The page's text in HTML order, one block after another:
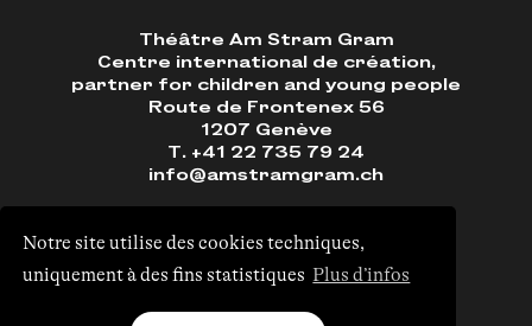
Notre site utilise des cookies techniques,
uniquement à des fins statistiques Plus d’infos
Théâtre Am Stram Gram
Centre international de création,
partner for children and young people
Route de Frontenex 56
1207 Genève
T. +41 22 735 79 24
info@amstramgram.ch